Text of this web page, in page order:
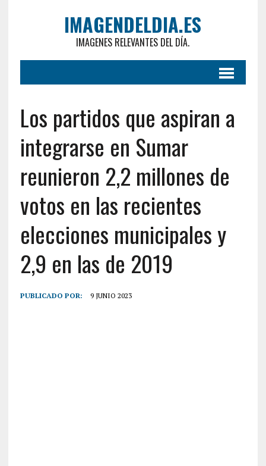
IMAGENDELDIA.ES
IMAGENES RELEVANTES DEL DÍA.
Los partidos que aspiran a
integrarse en Sumar
reunieron 2,2 millones de
votos en las recientes
elecciones municipales y
2,9 en las de 2019
PUBLICADO POR: 9 JUNIO 2023